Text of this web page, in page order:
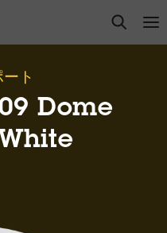
open
ト
Dome